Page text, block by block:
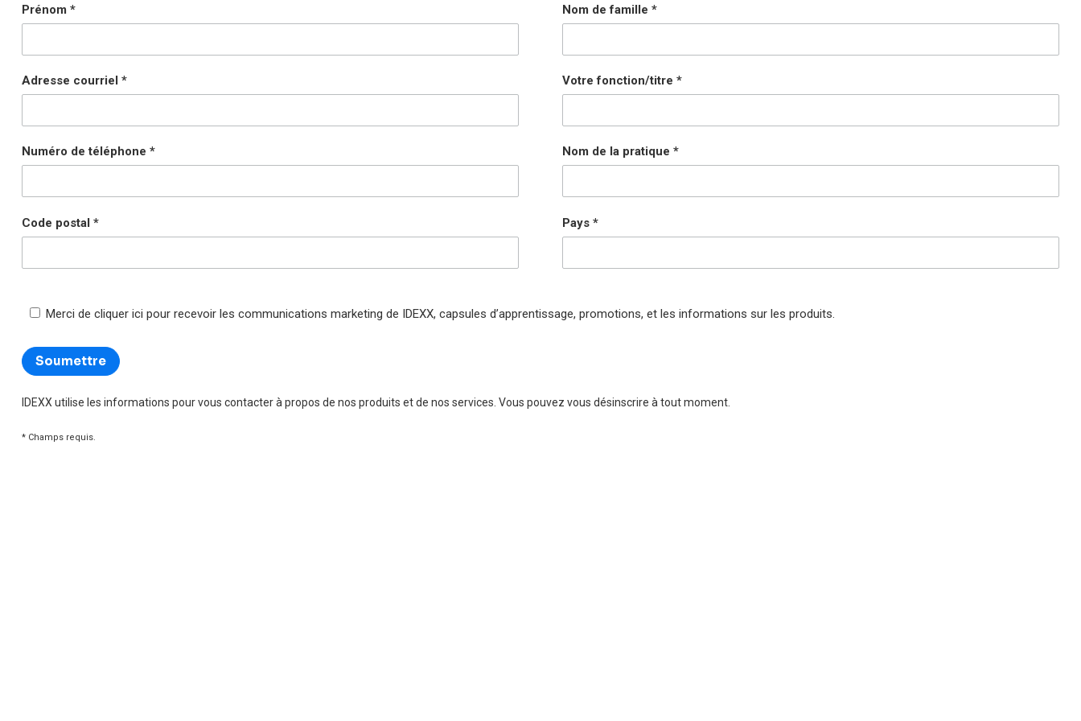
Prénom Nom de famille
Adresse courriel Votre fonction/titre
Numéro de téléphone Nom de la pratique
Code postal Pays
Merci de cliquer ici pour recevoir les communications marketing de IDEXX, capsules d’apprentissage, promotions, et les informations sur les produits.
IDEXX utilise les informations pour vous contacter à propos de nos produits et de nos services. Vous pouvez vous désinscrire à tout moment.
* Champs requis.